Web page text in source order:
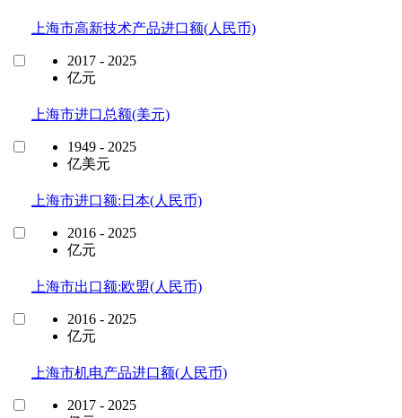
上海市高新技术产品进口额(人民币)
2017 - 2025
亿元
上海市进口总额(美元)
1949 - 2025
亿美元
上海市进口额:日本(人民币)
2016 - 2025
亿元
上海市出口额:欧盟(人民币)
2016 - 2025
亿元
上海市机电产品进口额(人民币)
2017 - 2025